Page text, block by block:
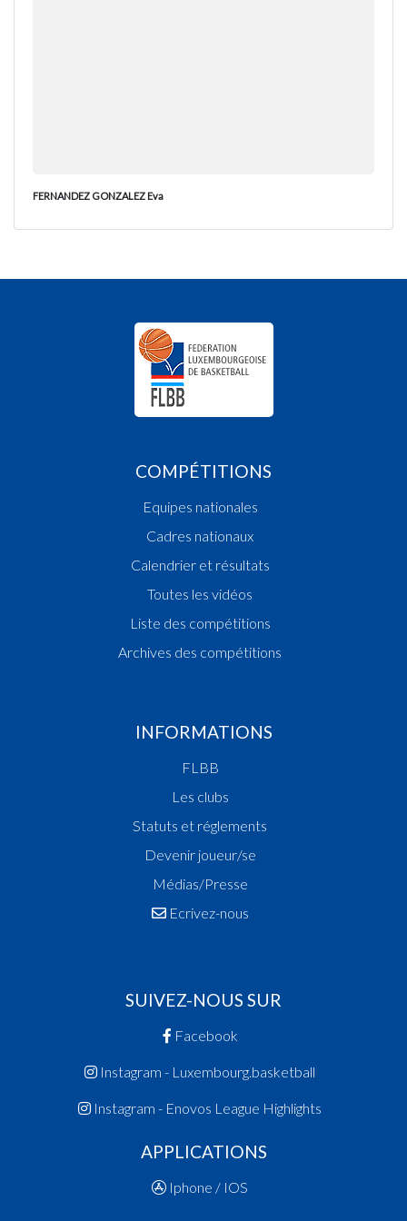
FERNANDEZ GONZALEZ Eva
COMPÉTITIONS
Equipes nationales
Cadres nationaux
Calendrier et résultats
Toutes les vidéos
Liste des compétitions
Archives des compétitions
INFORMATIONS
FLBB
Les clubs
Statuts et réglements
Devenir joueur/se
Médias/Presse
Ecrivez-nous
SUIVEZ-NOUS SUR
Facebook
Instagram - Luxembourg.basketball
Instagram - Enovos League Highlights
APPLICATIONS
Iphone / IOS